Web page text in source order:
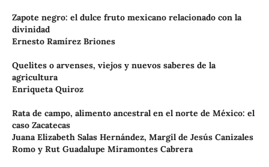
Zapote negro: el dulce fruto mexicano relacionado con la
divinidad
Ernesto Ramírez Briones
Quelites o arvenses, viejos y nuevos saberes de la
agricultura
Enriqueta Quiroz
Rata de campo, alimento ancestral en el norte de México: el
caso Zacatecas
Juana Elizabeth Salas Hernández, Margil de Jesús Canizales
Romo y Rut Guadalupe Miramontes Cabrera